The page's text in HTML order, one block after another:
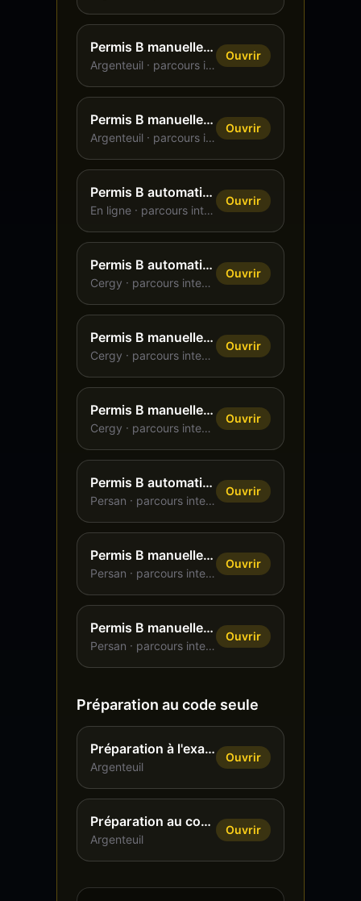
Permis B manuelle, 20 h, intensif
Argenteuil · parcours intensif
Ouvrir
Permis B manuelle, 30 h, intensif
Argenteuil · parcours intensif
Ouvrir
Permis B automatique, 13 h, intensif
En ligne · parcours intensif
Ouvrir
Permis B automatique, 20 h, intensif
Cergy · parcours intensif
Ouvrir
Permis B manuelle, 20 h, intensif
Cergy · parcours intensif
Ouvrir
Permis B manuelle, 30 h, intensif
Cergy · parcours intensif
Ouvrir
Permis B automatique, 20 h, intensif
Persan · parcours intensif
Ouvrir
Permis B manuelle, 20 h, intensif
Persan · parcours intensif
Ouvrir
Permis B manuelle, 30 h, intensif
Persan · parcours intensif
Ouvrir
Préparation au code seule
Préparation à l'examen du code (ETG)
Argenteuil
Ouvrir
Préparation au code (ETG), accompagnement renforcé
Argenteuil
Ouvrir